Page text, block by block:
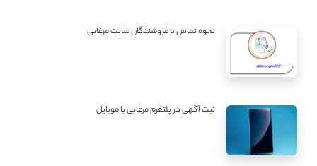
نحوه تماس با فروشندگان سایت مرغابی
ثبت آگهی در پلتفرم مرغابی با موبایل